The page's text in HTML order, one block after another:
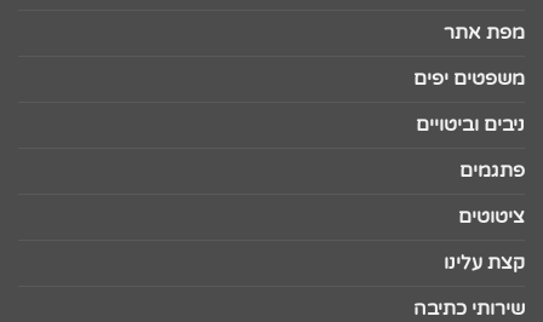
מפת אתר
משפטים יפים
ניבים וביטויים
פתגמים
ציטוטים
קצת עלינו
שירותי כתיבה